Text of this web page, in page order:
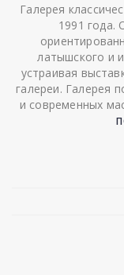
Галерея
1991 года.
латышского и
устраивая
галереи. Галерея
и современных